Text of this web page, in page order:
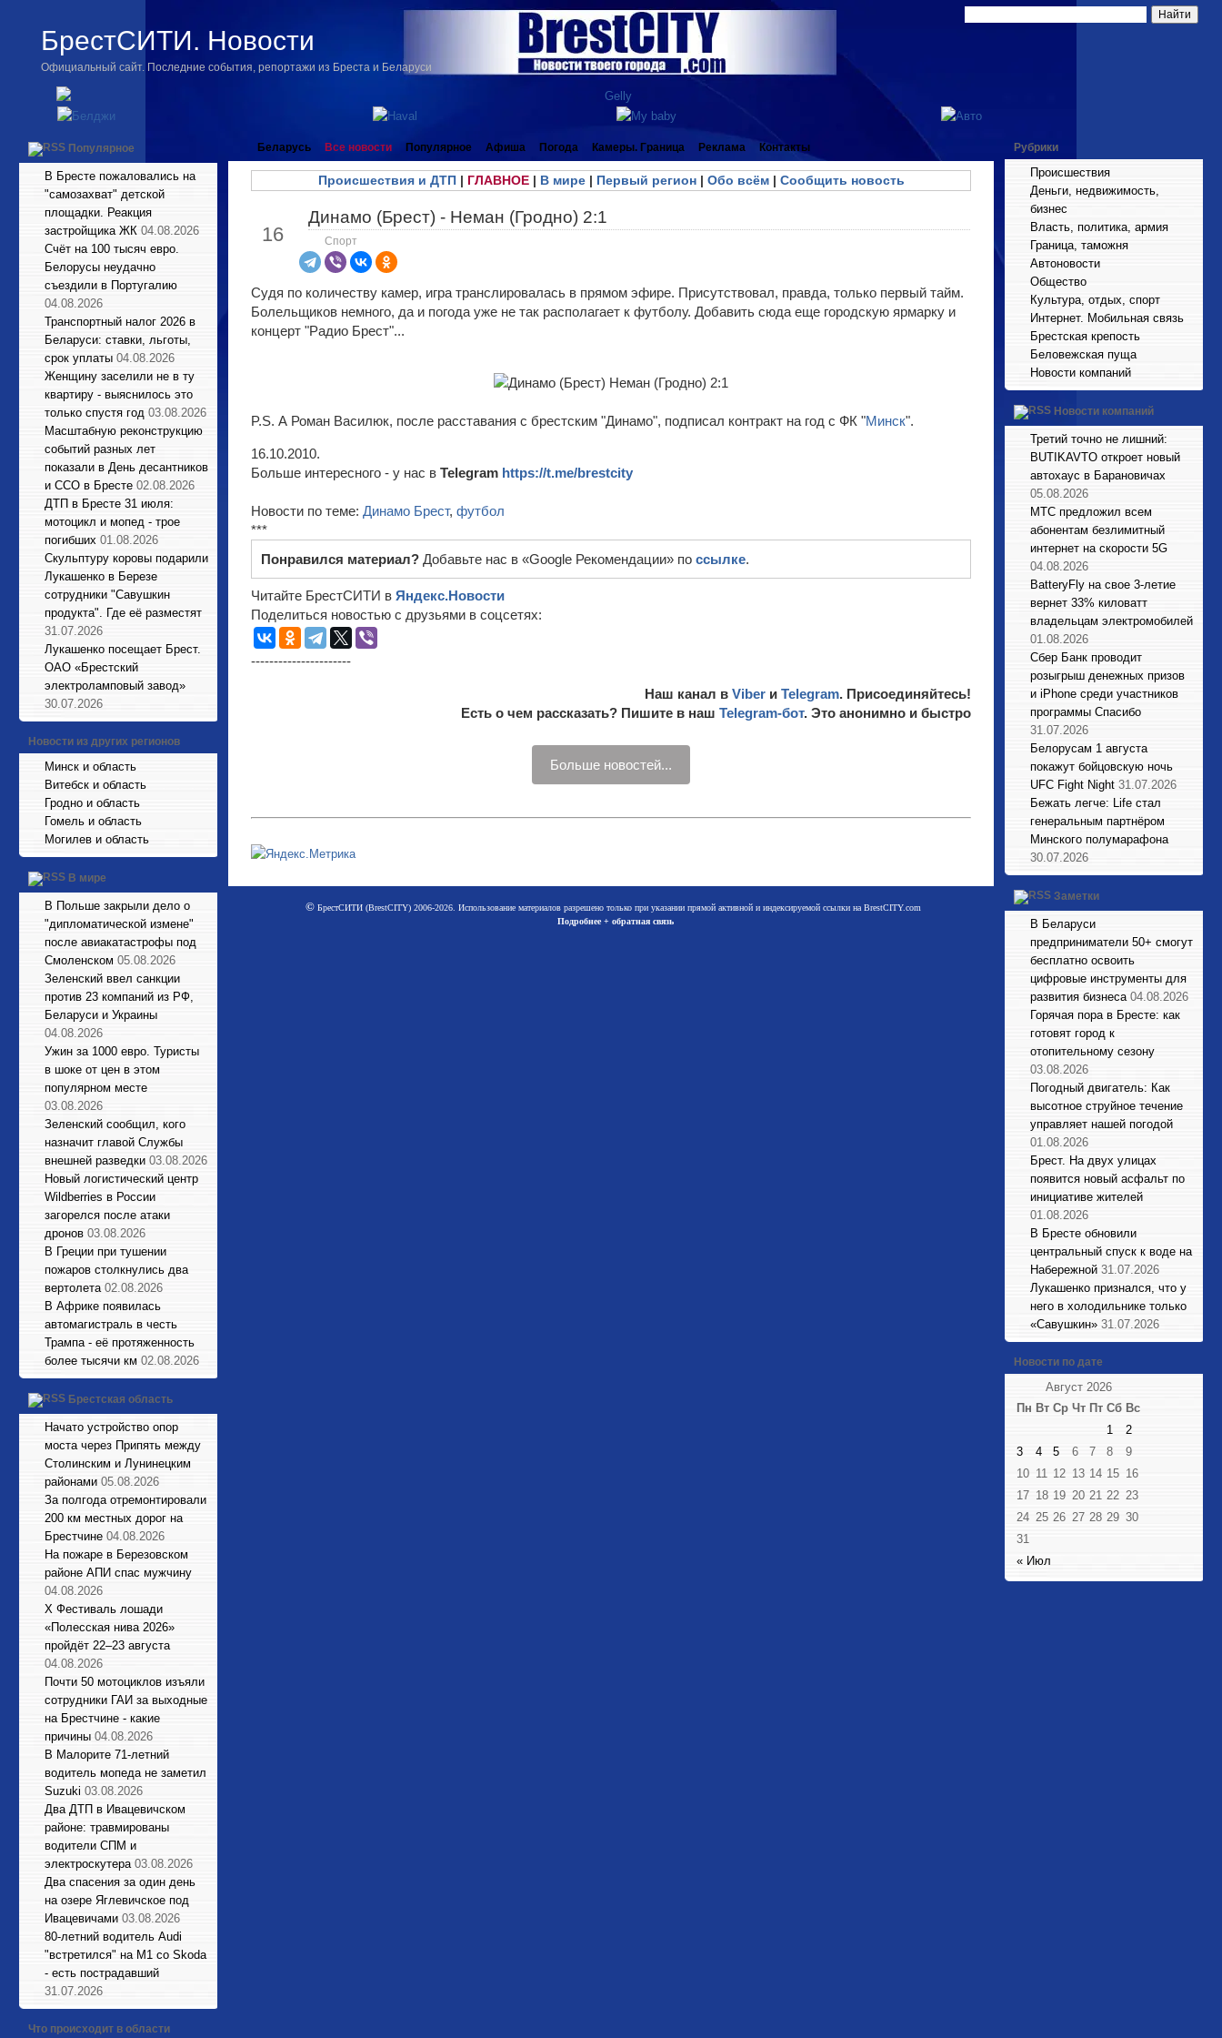
БрестСИТИ. Новости
Официальный сайт. Последние события, репортажи из Бреста и Беларуси
Популярное
В Бресте пожаловались на
"самозахват" детской
площадки. Реакция
застройщика ЖК 04.08.2026
Счёт на 100 тысяч евро.
Белорусы неудачно
съездили в Португалию
04.08.2026
Транспортный налог 2026 в
Беларуси: ставки, льготы,
срок уплаты 04.08.2026
Женщину заселили не в ту
квартиру - выяснилось это
только спустя год 03.08.2026
Масштабную реконструкцию
событий разных лет
показали в День десантников
и ССО в Бресте 02.08.2026
ДТП в Бресте 31 июля:
мотоцикл и мопед - трое
погибших 01.08.2026
Cкульптуру коровы подарили
Лукашенко в Березе
сотрудники "Савушкин
продукта". Где её разместят
31.07.2026
Лукашенко посещает Брест.
ОАО «Брестский
электроламповый завод»
30.07.2026
Новости из других регионов
Минск и область
Витебск и область
Гродно и область
Гомель и область
Могилев и область
В мире
В Польше закрыли дело о
"дипломатической измене"
после авиакатастрофы под
Смоленском 05.08.2026
Зеленский ввел санкции
против 23 компаний из РФ,
Беларуси и Украины
04.08.2026
Ужин за 1000 евро. Туристы
в шоке от цен в этом
популярном месте
03.08.2026
Зеленский сообщил, кого
назначит главой Службы
внешней разведки 03.08.2026
Новый логистический центр
Wildberries в России
загорелся после атаки
дронов 03.08.2026
В Греции при тушении
пожаров столкнулись два
вертолета 02.08.2026
В Африке появилась
автомагистраль в честь
Трампа - её протяженность
более тысячи км 02.08.2026
Брестская область
Начато устройство опор
моста через Припять между
Столинским и Лунинецким
районами 05.08.2026
За полгода отремонтировали
200 км местных дорог на
Брестчине 04.08.2026
На пожаре в Березовском
районе АПИ спас мужчину
04.08.2026
X Фестиваль лошади
«Полесская нива 2026»
пройдёт 22–23 августа
04.08.2026
Почти 50 мотоциклов изъяли
сотрудники ГАИ за выходные
на Брестчине - какие
причины 04.08.2026
В Малорите 71-летний
водитель мопеда не заметил
Suzuki 03.08.2026
Два ДТП в Ивацевичском
районе: травмированы
водители СПМ и
электроскутера 03.08.2026
Два спасения за один день
на озере Яглевичское под
Ивацевичами 03.08.2026
80-летний водитель Audi
"встретился" на М1 со Skoda
- есть пострадавший
31.07.2026
Что происходит в области
Беларусь Все новости Популярное Афиша Погода Камеры. Граница Реклама Контакты
Происшествия и ДТП| ГЛАВНОЕ| В мире| Первый регион| Обо всём| Сообщить новость
16
Динамо (Брест) - Неман (Гродно) 2:1
Спорт
Судя по количеству камер, игра транслировалась в прямом эфире. Присутствовал, правда, только первый тайм.
Болельщиков немного, да и погода уже не так располагает к футболу. Добавить сюда еще городскую ярмарку и
концерт "Радио Брест"...
P.S. А Роман Василюк, после расставания с брестским "Динамо", подписал контракт на год с ФК "Минск".
16.10.2010.
Больше интересного - у нас в Telegram https://t.me/brestcity
Новости по теме: Динамо Брест, футбол
***
Понравился материал? Добавьте нас в «Google Рекомендации» по ссылке.
Читайте БрестСИТИ в Яндекс.Новости
Поделиться новостью с друзьями в соцсетях:
----------------------
Наш канал в Viber и Telegram. Присоединяйтесь!
Есть о чем рассказать? Пишите в наш Telegram-бот. Это анонимно и быстро
Больше новостей...
©БрестСИТИ (BrestCITY) 2006-2026. Использование материалов разрешено только при указании прямой активной и индексируемой ссылки на BrestCITY.com
Подробнее + обратная связь
Рубрики
Происшествия
Деньги, недвижимость,
бизнес
Власть, политика, армия
Граница, таможня
Автоновости
Общество
Культура, отдых, спорт
Интернет. Мобильная связь
Брестская крепость
Беловежская пуща
Новости компаний
Новости компаний
Третий точно не лишний:
BUTIKAVTO откроет новый
автохаус в Барановичах
05.08.2026
МТС предложил всем
абонентам безлимитный
интернет на скорости 5G
04.08.2026
BatteryFly на свое 3-летие
вернет 33% киловатт
владельцам электромобилей
01.08.2026
Сбер Банк проводит
розыгрыш денежных призов
и iPhone среди участников
программы Спасибо
31.07.2026
Белорусам 1 августа
покажут бойцовскую ночь
UFC Fight Night 31.07.2026
Бежать легче: Life стал
генеральным партнёром
Минского полумарафона
30.07.2026
Заметки
В Беларуси
предприниматели 50+ смогут
бесплатно освоить
цифровые инструменты для
развития бизнеса 04.08.2026
Горячая пора в Бресте: как
готовят город к
отопительному сезону
03.08.2026
Погодный двигатель: Как
высотное струйное течение
управляет нашей погодой
01.08.2026
Брест. На двух улицах
появится новый асфальт по
инициативе жителей
01.08.2026
В Бресте обновили
центральный спуск к воде на
Набережной 31.07.2026
Лукашенко признался, что у
него в холодильнике только
«Савушкин» 31.07.2026
Новости по дате
Август 2026
Пн Вт Ср Чт Пт Сб Вс
« Июл
1
2
3
4 5 6 7 8
9
10 11 12 13 14 15 16
17 18 19 20 21 22 23
24 25 26 27 28 29 30
31